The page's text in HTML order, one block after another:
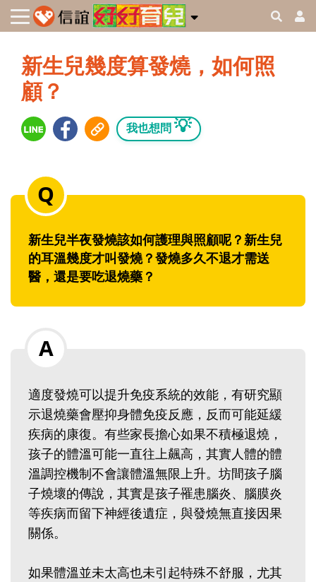
新生兒幾度算發燒，如何照
顧？
我也想問 💡
新生兒半夜發燒該如何護理與照顧呢？新生兒
的耳溫幾度才叫發燒？發燒多久不退才需送
醫，還是要吃退燒藥？
適度發燒可以提升免疫系統的效能，有研究顯
示退燒藥會壓抑身體免疫反應，反而可能延緩
疾病的康復。有些家長擔心如果不積極退燒，
孩子的體溫可能一直往上飆高，其實人體的體
溫調控機制不會讓體溫無限上升。坊間孩子腦
子燒壞的傳說，其實是孩子罹患腦炎、腦膜炎
等疾病而留下神經後遺症，與發燒無直接因果
關係。
如果體溫並未太高也未引起特殊不舒服，尤其